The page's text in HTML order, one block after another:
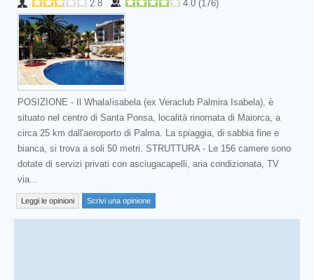
2.8 4.0 (176)
POSIZIONE - Il Whala!isabela (ex Veraclub Palmira Isabela), è
situato nel centro di Santa Ponsa, località rinomata di Maiorca, a
circa 25 km dall'aeroporto di Palma. La spiaggia, di sabbia fine e
bianca, si trova a soli 50 metri. STRUTTURA - Le 156 camere sono
dotate di servizi privati con asciugacapelli, aria condizionata, TV
via...
Leggi le opinioni Scrivi una opinione